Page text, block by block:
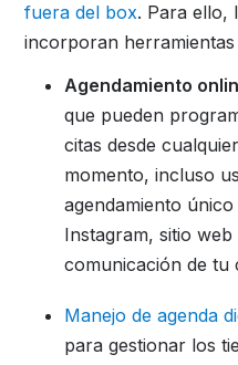
fuera del box. Para ello,
incorporan
Agendamiento
que pueden
citas desde
momento, incluso
agendamiento
Instagram, sitio
comunicación de tu
Manejo de agenda
para gestionar los